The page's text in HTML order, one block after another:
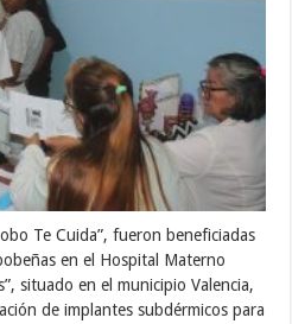
Te Cuida”, fueron beneficiadas
en el Hospital Materno
situado en el municipio Valencia,
de implantes subdérmicos para